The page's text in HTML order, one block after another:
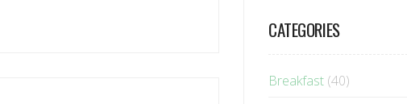
CATEGORIES
Breakfast (40)